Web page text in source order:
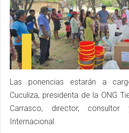
Las ponencias estarán a
Cuculiza, presidenta de la ONG
Carrasco, director,
Internacional.